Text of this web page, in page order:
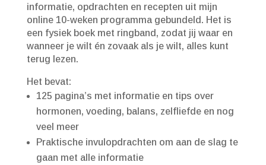
informatie, opdrachten en recepten uit mijn
online 10-weken programma gebundeld. Het is
een fysiek boek met ringband, zodat jij waar en
wanneer je wilt én zovaak als je wilt, alles kunt
terug lezen.
Het bevat:
125 pagina’s met informatie en tips over
hormonen, voeding, balans, zelfliefde en nog
veel meer
Praktische invulopdrachten om aan de slag te
gaan met alle informatie